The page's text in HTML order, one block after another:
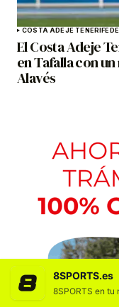
COSTA ADEJE TENERIFE
El Costa Adeje
en Tafalla con
Alavés
8SPORTS.es
8SPORTS en tu